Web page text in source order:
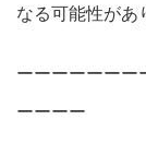
なる可能性があ
ーーーーーーー
ーーーー